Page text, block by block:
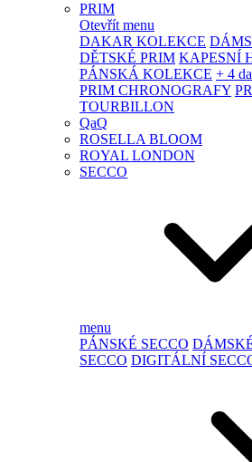
PRIM
Otevřít menu
DAKAR KOLEKCE
DĚTSKÉ PRIM KAPESNÍ
PÁNSKÁ KOLEKCE + 4
PRIM CHRONOGRAFY
TOURBILLON
QaQ
ROSELLA BLOOM
ROYAL LONDON
SECCO
menu
PÁNSKÉ SECCO
SECCO DIGITÁLNÍ